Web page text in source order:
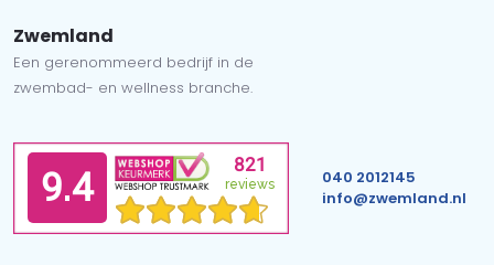
Zwemland
Een gerenommeerd bedrijf in de
zwembad- en wellness branche.
040 2012145
info@zwemland.nl